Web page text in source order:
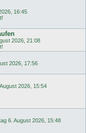
16:45
2026, 21:08
2026, 17:56
2026, 15:54
6. August 2026, 15:48